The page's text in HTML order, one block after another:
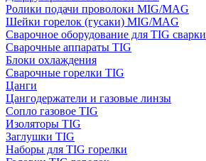
Ролики подачи проволоки MIG/MAG
Шейки горелок (гусаки) MIG/MAG
Сварочное оборудование для TIG сварки
Сварочные аппараты TIG
Блоки охлаждения
Сварочные горелки TIG
Цанги
Цангодержатели и газовые линзы
Сопло газовое TIG
Изоляторы TIG
Заглушки TIG
Наборы для TIG горелки